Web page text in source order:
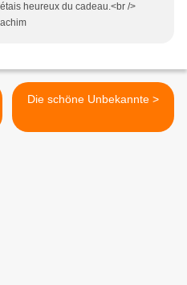
heureux du cadeau.<br />
Die schöne Unbekannte >